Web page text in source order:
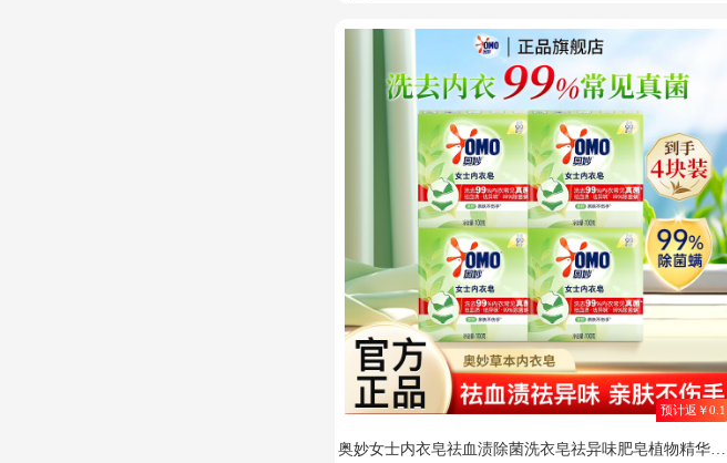
预计返￥0.1
奥妙女士内衣皂祛血渍除菌洗衣皂祛异味肥皂植物精华温